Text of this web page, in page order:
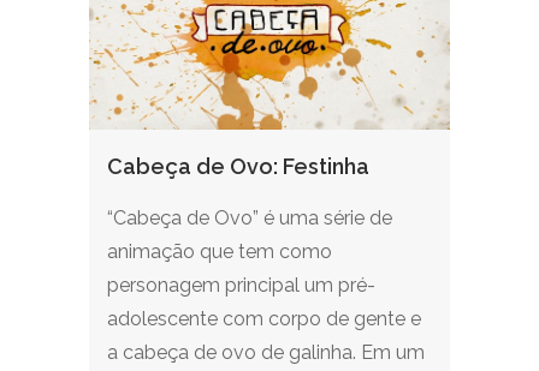
Cabeça de Ovo: Festinha
“Cabeça de Ovo” é uma série de
animação que tem como
personagem principal um pré-
adolescente com corpo de gente e
a cabeça de ovo de galinha. Em um